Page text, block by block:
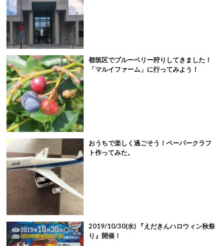
都筑区でブルーベリー狩りしてきました！
「マルイファーム」に行ってみよう！
おうちで楽しく過ごそう！ペーパークラフ
ト作ってみた。
2019/10/30(水) 『えだきんハロウィン秋祭
り』開催！